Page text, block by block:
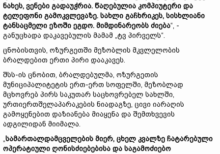
ნახეს, ვენები გადაუჭრია. წაღებულია კომპიუტერი და
ტელეფონი გამოკვლევაზე. სახლი გაჩხრიკეს, სისხლიანი
ტანსაცმელი ეზოში ეგდო. მიმდინარეობს ძიება“, -
განუცხადა დაკავებულის მამამ „ტვ პირველს“.
ცნობისთვის, ოზურგეთში მეზობლის მკვლელობის
ბრალდებით ერთი პირი დააკავეს.
შსს-ის ცნობით, ბრალდებულმა, ოზურგეთის
მუნიციპალიტეტის ერთ-ერთ სოფელში, მეზობლად
მცხოვრებ პირს საკუთარ საცხოვრებელ სახლში,
ურთიერთშელაპარაკების ნიადაგზე, ცივი იარაღის
გამოყენებით დაზიანება მიაყენა და შემთხვევის
ადგილიდან მიიმალა.
„სამართალდამცველების მიერ, ცხელ კვალზე ჩატარებული
ოპერატიული ღონისძიებებისა და საგამოძიებო